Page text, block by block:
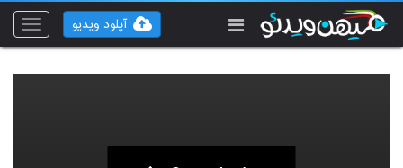
Toggle
آپلود ویدیو